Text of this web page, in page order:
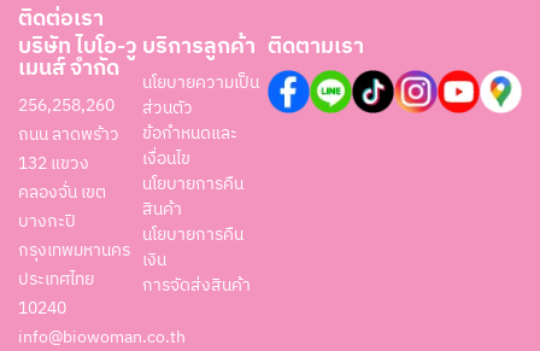
ติดต่อเรา
บริษัท ไบโอ-วู
เมนส์ จำกัด
256,258,260
ถนน ลาดพร้าว
132 แขวง
คลองจั่น เขต
บางกะปิ
กรุงเทพมหานคร
ประเทศไทย
10240
info@biowoman.co.th
บริการลูกค้า
นโยบายความเป็น
ส่วนตัว
ข้อกำหนดและ
เงื่อนไข
นโยบายการคืน
สินค้า
นโยบายการคืน
เงิน
การจัดส่งสินค้า
ติดตามเรา